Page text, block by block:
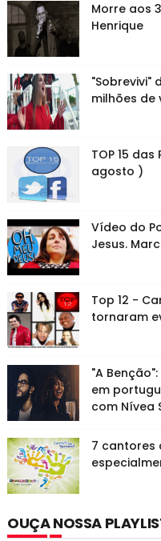
Morre aos
Henrique
"Sobrevivi"
milhões de
TOP 15
agosto )
Vídeo do
Jesus.
Top 12 -
tornaram
"A
em
com Nívea
7 cantores
OUÇA NOSSA